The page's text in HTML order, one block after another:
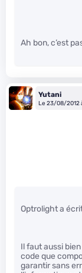
Ah bon, c’est
Yutani
Le 23/08/2012
Optrolight a
Il faut aussi
code que
garantir sans